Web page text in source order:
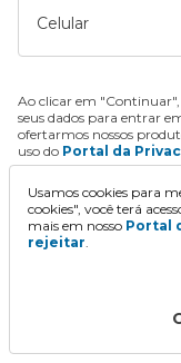
Celular
Ao clicar em "Continuar",
seus dados para entrar
ofertarmos nossos
uso do Portal da
Usamos cookies para
cookies", você terá
mais em nosso Portal
rejeitar.